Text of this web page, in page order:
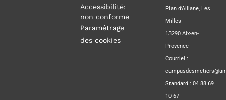
Accessibilité:
non conforme
Paramétrage
des cookies
Plan d’Aillane, Les
Milles
13290 Aix-en-
Provence
Courriel :
Standard : 04 88 69
10 67